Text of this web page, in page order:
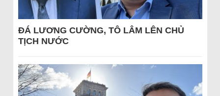
ĐÁ LƯƠNG CƯỜNG, TÔ LÂM LÊN CHỦ
TỊCH NƯỚC